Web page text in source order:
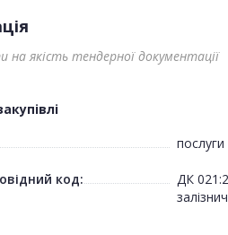
якість тендерної документації
послуги
код:
ДК